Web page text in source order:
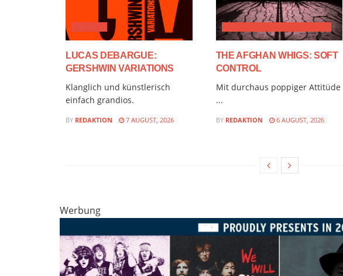
LUCAS DEBARGUE:
GERSHWIN VARIATIONS
Klanglich und künstlerisch
einfach grandios.
BY REDAKTION 7 AUGUST, 2026
THE AFGHAN WHIGS: SOFT
CONTROL
Mit durchaus poppiger Attitüde
...
BY REDAKTION 6 AUGUST, 2026
Werbung